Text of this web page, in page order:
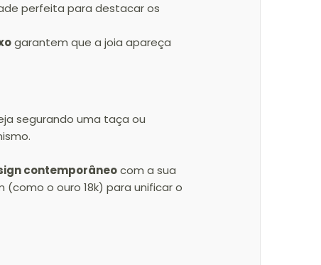
perfeita para destacar os
garantem que a joia apareça
segurando uma taça ou
contemporâneo com a sua
o ouro 18k) para unificar o